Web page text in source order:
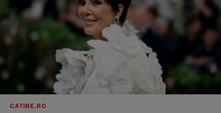
CATINE.RO